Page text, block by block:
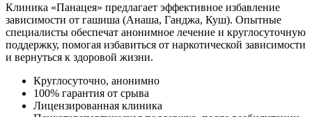
Клиника «Панацея» предлагает эффективное избавление
зависимости от гашиша (Анаша, Ганджа, Куш). Опытные
специалисты обеспечат анонимное лечение и круглосуточную
поддержку, помогая избавиться от наркотической зависимости
и вернуться к здоровой жизни.
Круглосуточно, анонимно
100% гарантия от срыва
Лицензированная клиника